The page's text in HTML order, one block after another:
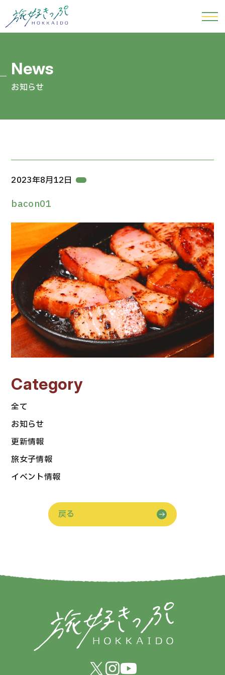
お知らせ
2023年8月12日
bacon01
Category
全て
お知らせ
更新情報
旅女子情報
イベント情報
戻る